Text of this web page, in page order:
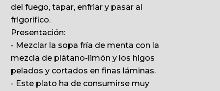
del fuego, tapar, enfriar y pasar al
frigorífico.
Presentación:
- Mezclar la sopa fría de menta con la
mezcla de plátano-limón y los higos
pelados y cortados en finas láminas.
- Este plato ha de consumirse muy